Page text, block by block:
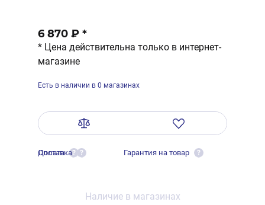
6 870 ₽ *
* Цена действительна только в интернет-
магазине
Есть в наличии в 0 магазинах
Оплата ?
Доставка ? Гарантия на товар ?
Наличие в магазинах